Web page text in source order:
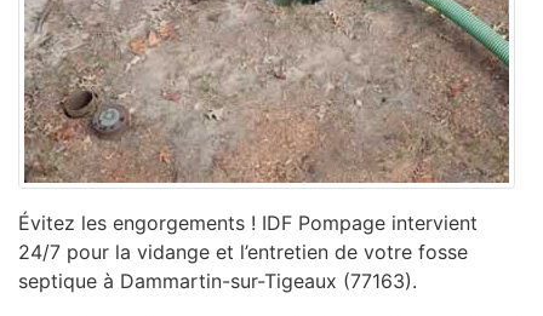
Évitez les engorgements ! IDF Pompage intervient
24/7 pour la vidange et l’entretien de votre fosse
septique à Dammartin-sur-Tigeaux (77163).